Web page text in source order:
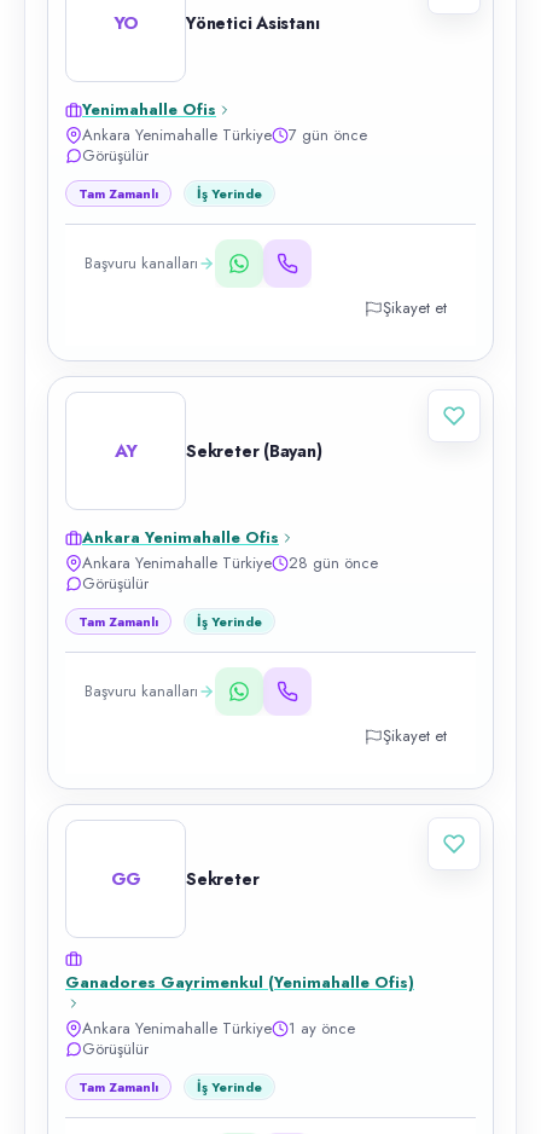
YO Yönetici Asistanı
Yenimahalle Ofis
Ankara Yenimahalle Türkiye
7 gün önce
Görüşülür
Tam Zamanlı İş Yerinde
Başvuru kanalları
Şikayet et
AY Sekreter (Bayan)
Ankara Yenimahalle Ofis
Ankara Yenimahalle Türkiye
28 gün önce
Görüşülür
Tam Zamanlı İş Yerinde
Başvuru kanalları
Şikayet et
GG Sekreter
Ganadores Gayrimenkul (Yenimahalle Ofis)
Ankara Yenimahalle Türkiye
1 ay önce
Görüşülür
Tam Zamanlı İş Yerinde